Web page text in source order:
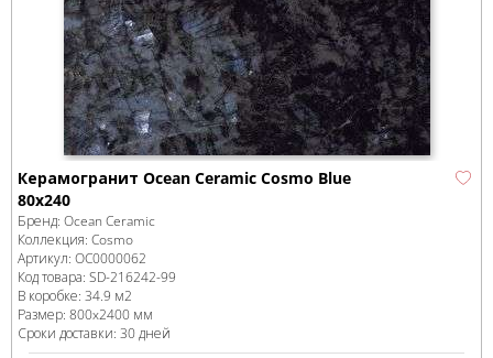
Керамогранит Ocean Ceramic Cosmo Blue
80x240
Бренд: Ocean Ceramic
Коллекция: Cosmo
Артикул: OC0000062
Код товара: SD-216242-99
В коробке: 34.9 м2
Размер: 800x2400 мм
Сроки доставки: 30 дней